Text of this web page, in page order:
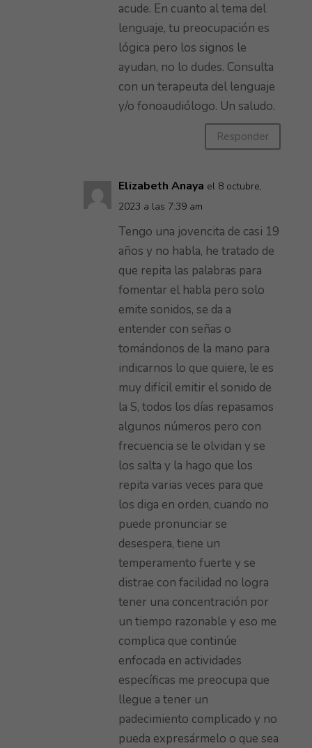
acude. En cuanto al tema del
lenguaje, tu preocupación es
lógica pero los signos le
ayudan, no lo dudes. Consulta
con un terapeuta del lenguaje
y/o fonoaudiólogo. Un saludo.
Responder
Elizabeth Anaya el 8 octubre,
2023 a las 7:39 am
Tengo una jovencita de casi 19
años y no habla, he tratado de
que repita las palabras para
fomentar el habla pero solo
emite sonidos, se da a
entender con señas o
tomándonos de la mano para
indicarnos lo que quiere, le es
muy difícil emitir el sonido de
la S, todos los días repasamos
algunos números pero con
frecuencia se le olvidan y se
los salta y la hago que los
repita varias veces para que
los diga en orden, cuando no
puede pronunciar se
desespera, tiene un
temperamento fuerte y se
distrae con facilidad no logra
tener una concentración por
un tiempo razonable y eso me
complica que continúe
enfocada en actividades
específicas me preocupa que
llegue a tener un
padecimiento complicado y no
pueda expresármelo o que sea